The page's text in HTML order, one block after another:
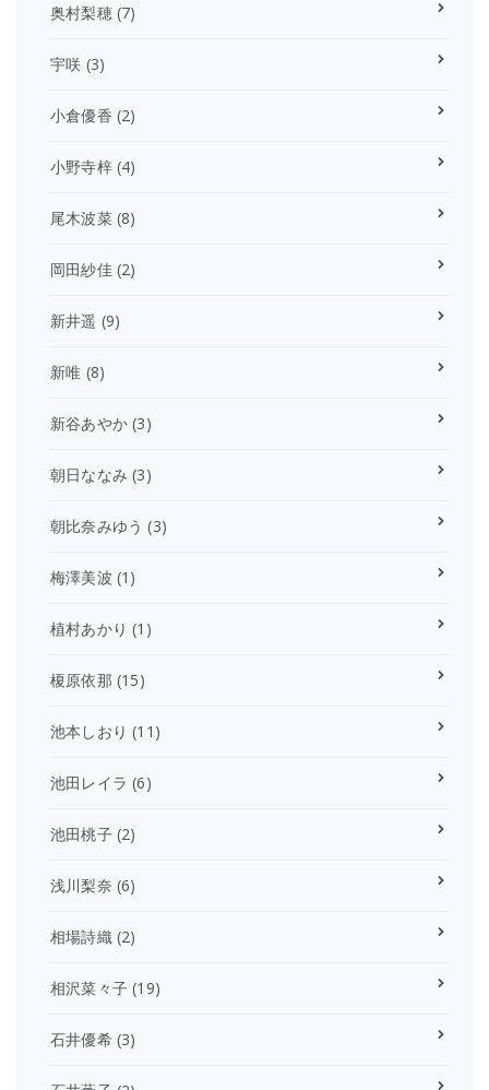
奥村梨穂(7)
宇咲 (3)
小倉優香 (2)
小野寺梓(4)
尾木波菜(8)
岡田紗佳(2)
新井遥 (9)
新唯 (8)
新谷あやか (3)
朝日ななみ (3)
朝比奈みゆう (3)
梅澤美波 (1)
植村あかり (1)
榎原依那 (15)
池本しおり (11)
池田レイラ (6)
池田桃子(2)
浅川梨奈 (6)
相場詩織(2)
相沢菜々子 (19)
石井優希(3)